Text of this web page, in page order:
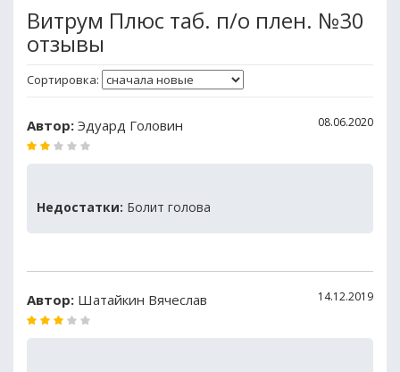
Витрум Плюс таб. п/о плен. №30
отзывы
Сортировка:
Автор: Эдуард Головин 08.06.2020
Недостатки: Болит голова
Автор: Шатайкин Вячеслав 14.12.2019